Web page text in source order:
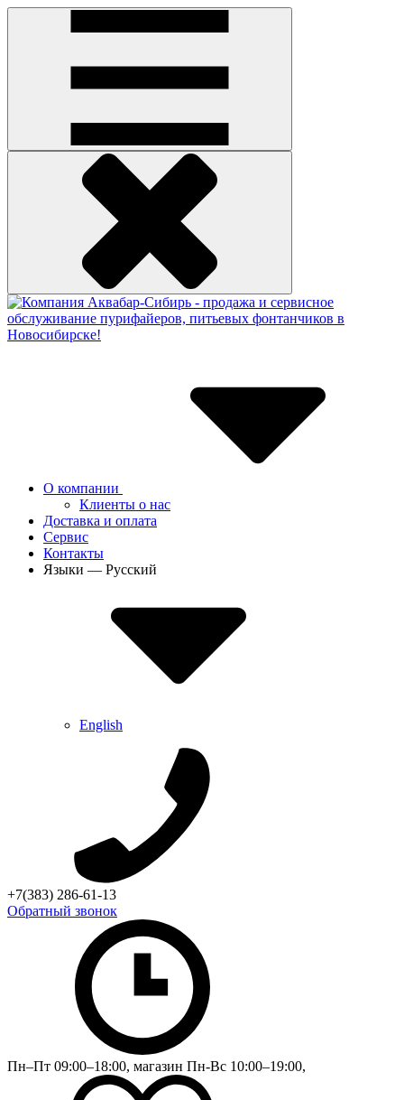
О компании
Клиенты о нас
Доставка и оплата
Сервис
Контакты
Языки — Русский
English
+7(383) 286-61-13
Обратный звонок
Пн–Пт 09:00–18:00, магазин Пн-Вс 10:00–19:00,